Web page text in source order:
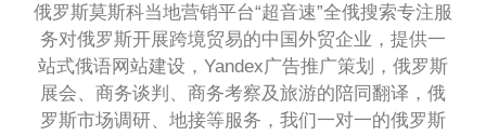
俄罗斯莫斯科当地营销平台“超音速”全俄搜索专注服
务对俄罗斯开展跨境贸易的中国外贸企业，提供一
站式俄语网站建设，Yandex广告推广策划，俄罗斯
展会、商务谈判、商务考察及旅游的陪同翻译，俄
罗斯市场调研、地接等服务，我们一对一的俄罗斯